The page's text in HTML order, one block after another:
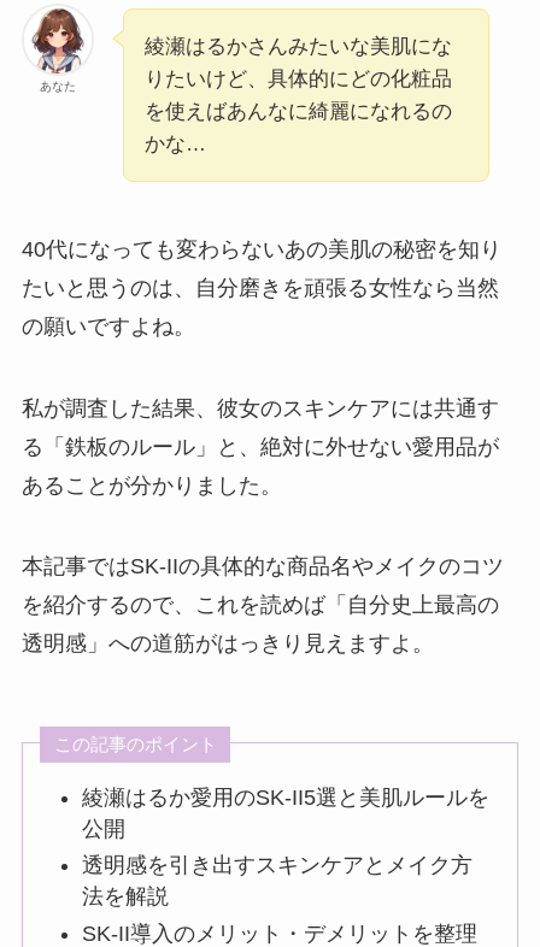
あなた
綾瀬はるかさんみたいな美肌にな
りたいけど、具体的にどの化粧品
を使えばあんなに綺麗になれるの
かな…
40代になっても変わらないあの美肌の秘密を知り
たいと思うのは、自分磨きを頑張る女性なら当然
の願いですよね。
私が調査した結果、彼女のスキンケアには共通す
る「鉄板のルール」と、絶対に外せない愛用品が
あることが分かりました。
本記事ではSK-IIの具体的な商品名やメイクのコツ
を紹介するので、これを読めば「自分史上最高の
透明感」への道筋がはっきり見えますよ。
この記事のポイント
綾瀬はるか愛用のSK-II5選と美肌ルールを
公開
透明感を引き出すスキンケアとメイク方
法を解説
SK-II導入のメリット・デメリットを整理